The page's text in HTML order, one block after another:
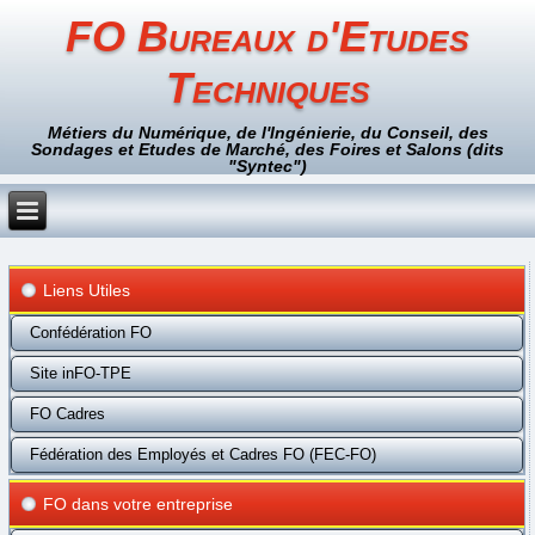
FO Bureaux d'Etudes
Techniques
Métiers du Numérique, de l'Ingénierie, du Conseil, des
Sondages et Etudes de Marché, des Foires et Salons (dits
"Syntec")
Liens Utiles
Confédération FO
Site inFO-TPE
FO Cadres
Fédération des Employés et Cadres FO (FEC-FO)
FO dans votre entreprise